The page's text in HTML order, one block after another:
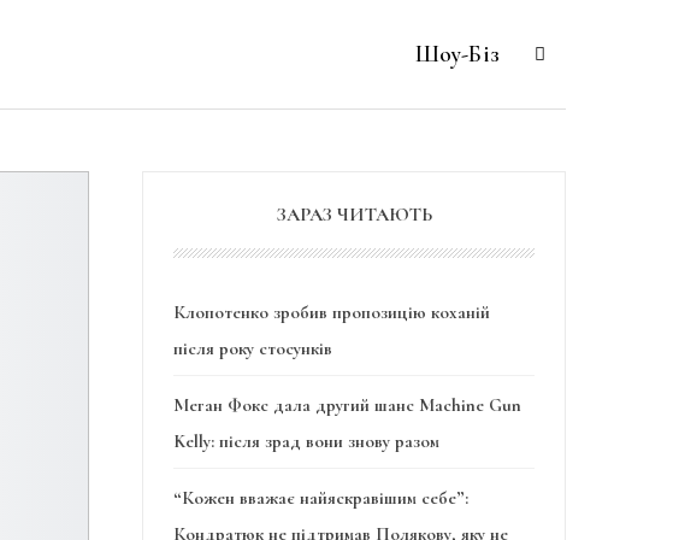
Шоу-Біз
ЗАРАЗ ЧИТАЮТЬ
Клопотенко зробив пропозицію коханій
після року стосунків
Меган Фокс дала другий шанс Machine Gun
Kelly: після зрад вони знову разом
“Кожен вважає найяскравішим себе”:
Кондратюк не підтримав Полякову, яку не